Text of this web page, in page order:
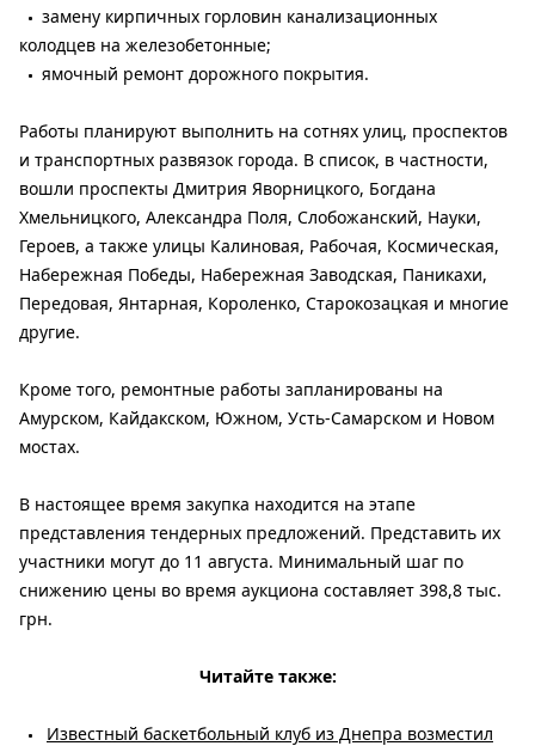
замену кирпичных горловин канализационных
колодцев на железобетонные;
ямочный ремонт дорожного покрытия.
Работы планируют выполнить на сотнях улиц, проспектов
и транспортных развязок города. В список, в частности,
вошли проспекты Дмитрия Яворницкого, Богдана
Хмельницкого, Александра Поля, Слобожанский, Науки,
Героев, а также улицы Калиновая, Рабочая, Космическая,
Набережная Победы, Набережная Заводская, Паникахи,
Передовая, Янтарная, Короленко, Старокозацкая и многие
другие.
Кроме того, ремонтные работы запланированы на
Амурском, Кайдакском, Южном, Усть-Самарском и Новом
мостах.
В настоящее время закупка находится на этапе
представления тендерных предложений. Представить их
участники могут до 11 августа. Минимальный шаг по
снижению цены во время аукциона составляет 398,8 тыс.
грн.
Читайте также:
Известный баскетбольный клуб из Днепра возместил